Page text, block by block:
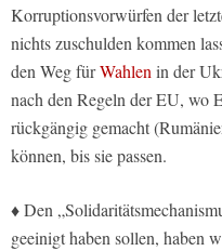
Korruptionsvorwürfen der
nichts zuschulden kommen
den Weg fürWahlenin der
nach den Regeln der EU, wo
rückgängig gemacht
können, bis sie passen.
♦ Den
geeinigt haben sollen, haben